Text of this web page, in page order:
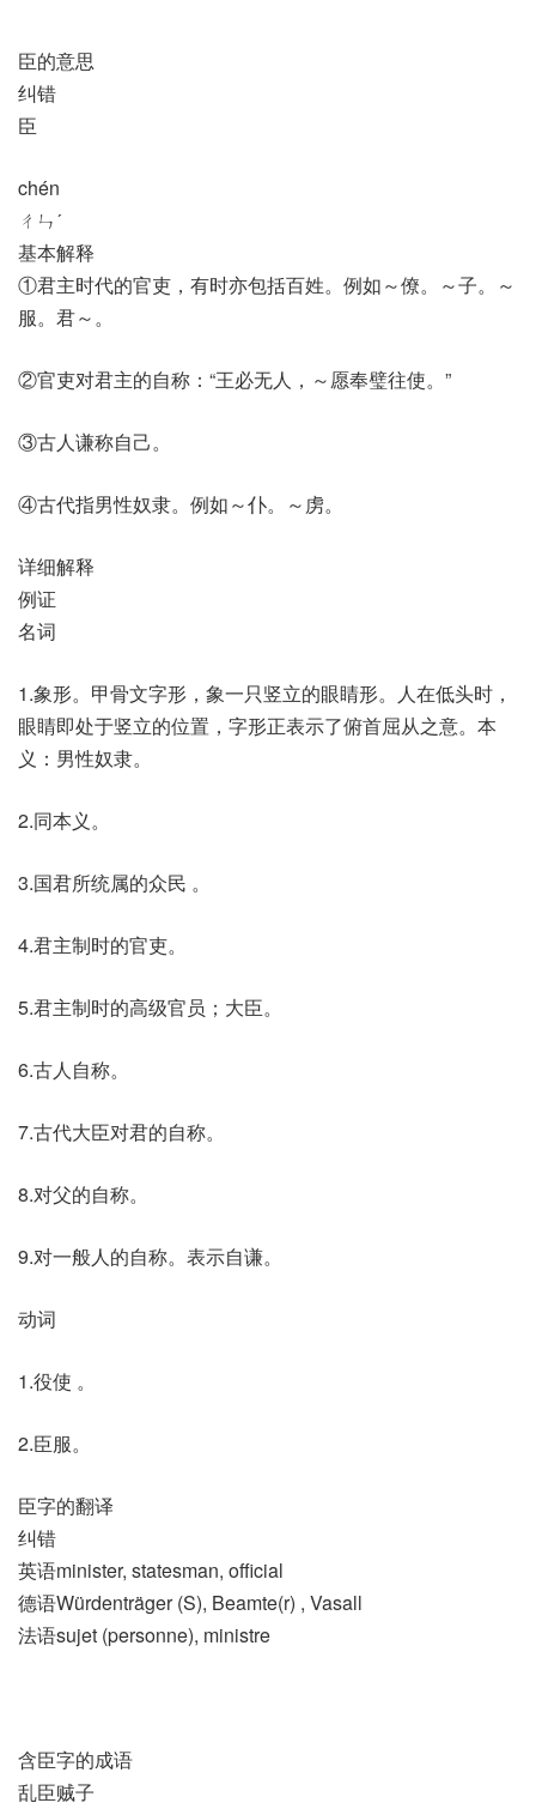
臣的意思
纠错
臣
chén
ㄔㄣˊ
基本解释
①君主时代的官吏，有时亦包括百姓。例如～僚。～子。～
服。君～。
②官吏对君主的自称：“王必无人，～愿奉璧往使。”
③古人谦称自己。
④古代指男性奴隶。例如～仆。～虏。
详细解释
例证
名词
1.象形。甲骨文字形，象一只竖立的眼睛形。人在低头时，
眼睛即处于竖立的位置，字形正表示了俯首屈从之意。本
义：男性奴隶。
2.同本义。
3.国君所统属的众民 。
4.君主制时的官吏。
5.君主制时的高级官员；大臣。
6.古人自称。
7.古代大臣对君的自称。
8.对父的自称。
9.对一般人的自称。表示自谦。
动词
1.役使 。
2.臣服。
臣字的翻译
纠错
英语minister, statesman, official
德语Würdenträger (S)​, Beamte(r)​ , Vasall
法语sujet (personne)​, ministre
含臣字的成语
乱臣贼子